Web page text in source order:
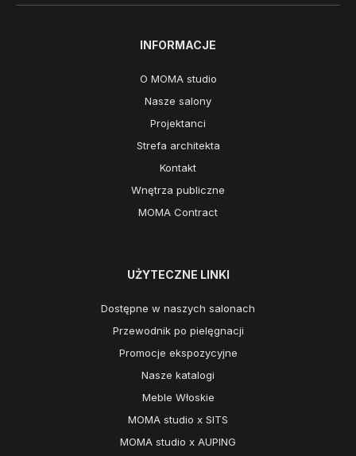
INFORMACJE
O MOMA studio
Nasze salony
Projektanci
Strefa architekta
Kontakt
Wnętrza publiczne
MOMA Contract
UŻYTECZNE LINKI
Dostępne w naszych salonach
Przewodnik po pielęgnacji
Promocje ekspozycyjne
Nasze katalogi
Meble Włoskie
MOMA studio x SITS
MOMA studio x AUPING